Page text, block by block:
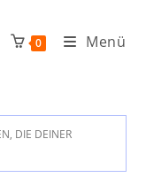
0 Menü
DIE DEINER